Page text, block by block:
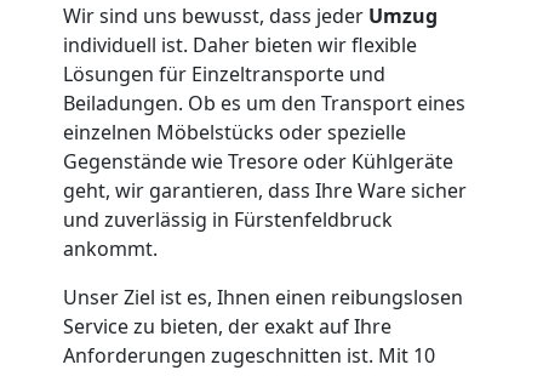
Wir sind uns bewusst, dass jeder Umzug
individuell ist. Daher bieten wir flexible
Lösungen für Einzeltransporte und
Beiladungen. Ob es um den Transport eines
einzelnen Möbelstücks oder spezielle
Gegenstände wie Tresore oder Kühlgeräte
geht, wir garantieren, dass Ihre Ware sicher
und zuverlässig in Fürstenfeldbruck
ankommt.
Unser Ziel ist es, Ihnen einen reibungslosen
Service zu bieten, der exakt auf Ihre
Anforderungen zugeschnitten ist. Mit 10
Umzug
Wolfsberg
Qualitäts-
Umzüge
Wolfsberg